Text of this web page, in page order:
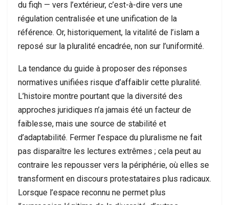
du fiqh — vers l’extérieur, c’est-à-dire vers une
régulation centralisée et une unification de la
référence. Or, historiquement, la vitalité de l’islam a
reposé sur la pluralité encadrée, non sur l’uniformité.
La tendance du guide à proposer des réponses
normatives unifiées risque d’affaiblir cette pluralité.
L’histoire montre pourtant que la diversité des
approches juridiques n’a jamais été un facteur de
faiblesse, mais une source de stabilité et
d’adaptabilité. Fermer l’espace du pluralisme ne fait
pas disparaître les lectures extrêmes ; cela peut au
contraire les repousser vers la périphérie, où elles se
transforment en discours protestataires plus radicaux.
Lorsque l’espace reconnu ne permet plus